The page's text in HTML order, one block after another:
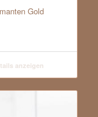
Gold
anzeigen